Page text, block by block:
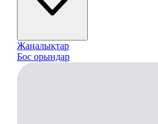
Жаңалықтар
Бос орындар